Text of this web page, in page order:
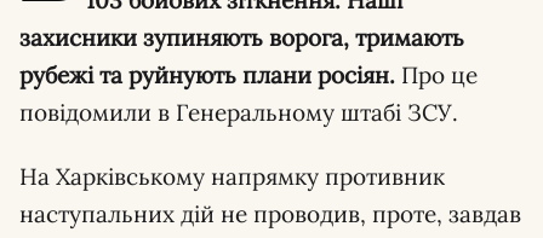
захисники зупиняють ворога, тримають
рубежі та руйнують плани росіян. Про це
повідомили в Генеральному штабі ЗСУ.
На Харківському напрямку противник
наступальних дій не проводив, проте, завдав